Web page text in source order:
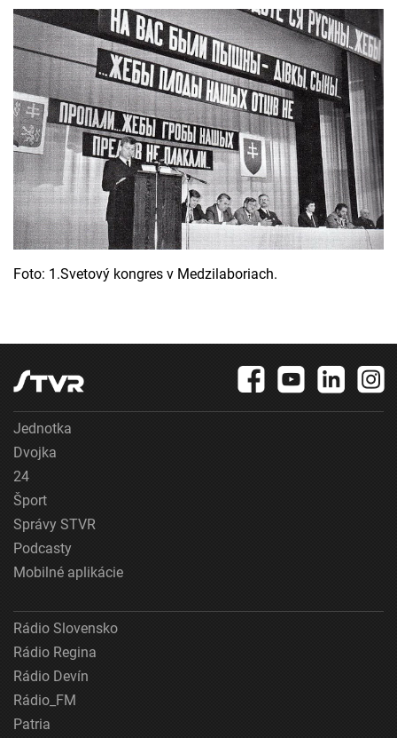
Foto: 1.Svetový kongres v Medzilaboriach.
Jednotka
Dvojka
24
Šport
Správy STVR
Podcasty
Mobilné aplikácie
Rádio Slovensko
Rádio Regina
Rádio Devín
Rádio_FM
Patria